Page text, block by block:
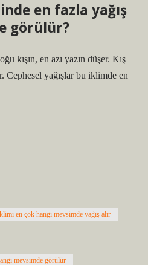
en fazla yağış
görülür?
kışın, en azı yazın düşer. Kış
Cephesel yağışlar bu iklimde en
en çok hangi mevsimde yağış alır
mevsimde görülür